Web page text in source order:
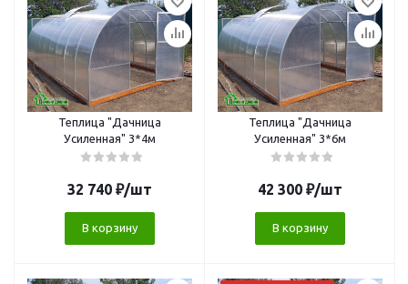
Теплица "Дачница
Усиленная" 3*4м
32 740 ₽/шт
В корзину
Теплица "Дачница
Усиленная" 3*6м
42 300 ₽/шт
В корзину